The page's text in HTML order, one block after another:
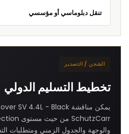
تنقل دبلوماسي أو مؤسسي
الشحن / التصدير
تخطيط التسليم الدولي
والوجهة والجدول الزمني ومتطلبات